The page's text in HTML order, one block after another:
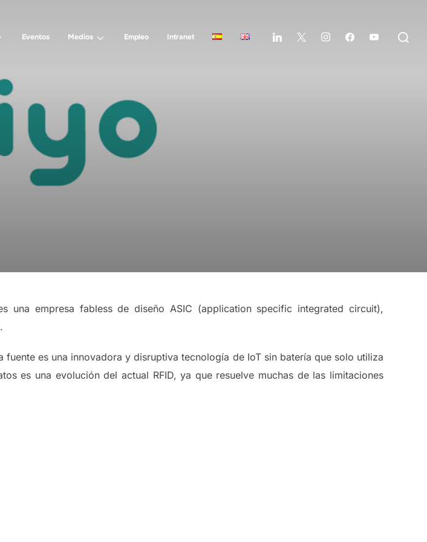
Eventos Medios Empleo Intranet
una empresa fabless de diseño ASIC (application specific integrated circuit),
es una innovadora y disruptiva tecnología de IoT sin batería que solo utiliza
es una evolución del actual RFID, ya que resuelve muchas de las limitaciones